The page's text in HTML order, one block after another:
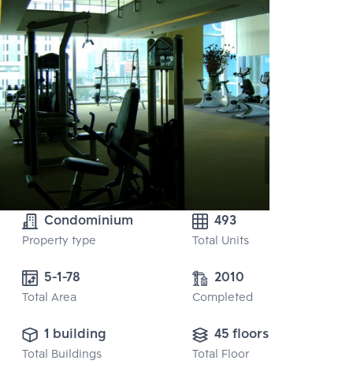
Condominium
Property type
493
Total Units
Total Area
2010
Completed
1 building
Total Buildings
45 floors
Total Floor